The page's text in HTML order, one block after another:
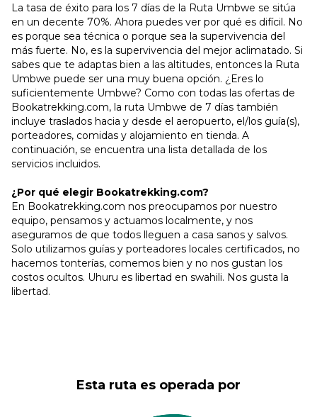
La tasa de éxito para los 7 días de la Ruta Umbwe se sitúa
en un decente 70%. Ahora puedes ver por qué es difícil. No
es porque sea técnica o porque sea la supervivencia del
más fuerte. No, es la supervivencia del mejor aclimatado. Si
sabes que te adaptas bien a las altitudes, entonces la Ruta
Umbwe puede ser una muy buena opción. ¿Eres lo
suficientemente Umbwe? Como con todas las ofertas de
Bookatrekking.com, la ruta Umbwe de 7 días también
incluye traslados hacia y desde el aeropuerto, el/los guía(s),
porteadores, comidas y alojamiento en tienda. A
continuación, se encuentra una lista detallada de los
servicios incluidos.
¿Por qué elegir Bookatrekking.com?
En Bookatrekking.com nos preocupamos por nuestro
equipo, pensamos y actuamos localmente, y nos
aseguramos de que todos lleguen a casa sanos y salvos.
Solo utilizamos guías y porteadores locales certificados, no
hacemos tonterías, comemos bien y no nos gustan los
costos ocultos. Uhuru es libertad en swahili. Nos gusta la
libertad.
Esta ruta es operada por